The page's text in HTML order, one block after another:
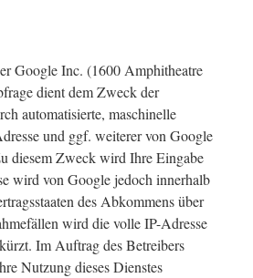
Google Inc. (1600 Amphitheatre
dient dem Zweck der
automatisierte, maschinelle
und ggf. weiterer von Google
diesem Zweck wird Ihre Eingabe
wird von Google jedoch innerhalb
des Abkommens über
wird die volle IP-Adresse
Im Auftrag des Betreibers
Nutzung dieses Dienstes